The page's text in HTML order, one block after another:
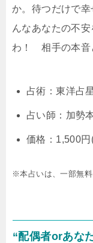
か。待つだけで
んなあなたの不
わ！ 相手の本音
占術：東洋占
占い師：加勢
価格：1,500
※本占いは、一部無料
“配偶者orあな